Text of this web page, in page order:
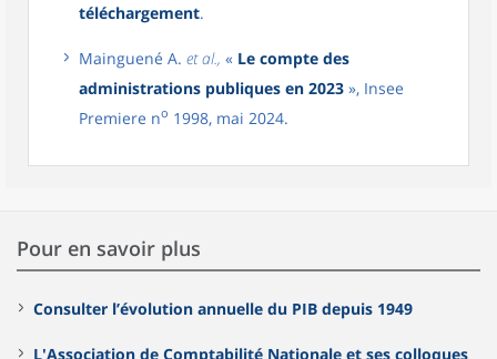
téléchargement.
Mainguené A. et al., « Le compte des
administrations publiques en 2023 », Insee
Premiere no 1998, mai 2024.
Pour en savoir plus
Consulter l’évolution annuelle du PIB depuis 1949
L'Association de Comptabilité Nationale et ses colloques